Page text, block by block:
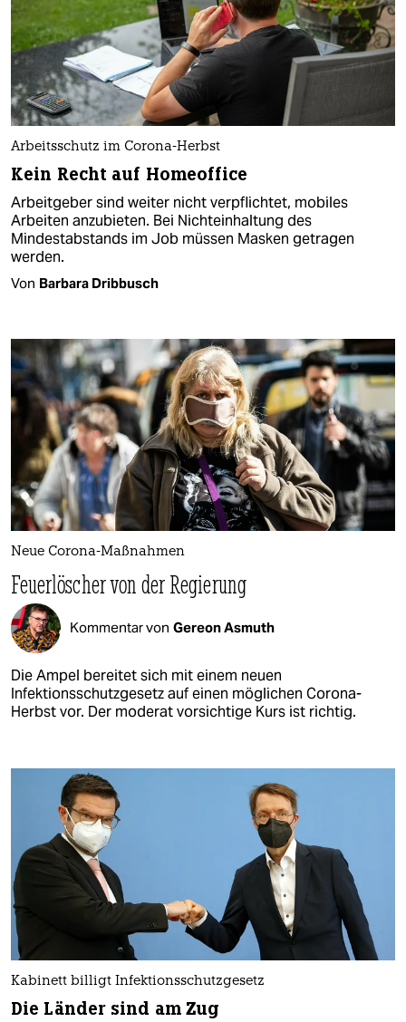
Arbeitsschutz im Corona-Herbst
Kein Recht auf Homeoffice
Arbeitgeber sind weiter nicht verpflichtet, mobiles
Arbeiten anzubieten. Bei Nichteinhaltung des
Mindestabstands im Job müssen Masken getragen
werden.
Von Barbara Dribbusch
Neue Corona-Maßnahmen
Feuerlöscher von der Regierung
Kommentar von Gereon Asmuth
Die Ampel bereitet sich mit einem neuen
Infektionsschutzgesetz auf einen möglichen Corona-
Herbst vor. Der moderat vorsichtige Kurs ist richtig.
Kabinett billigt Infektionsschutzgesetz
Die Länder sind am Zug